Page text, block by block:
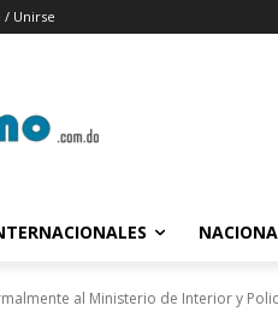
/ Unirse
al Ministerio de Interior y